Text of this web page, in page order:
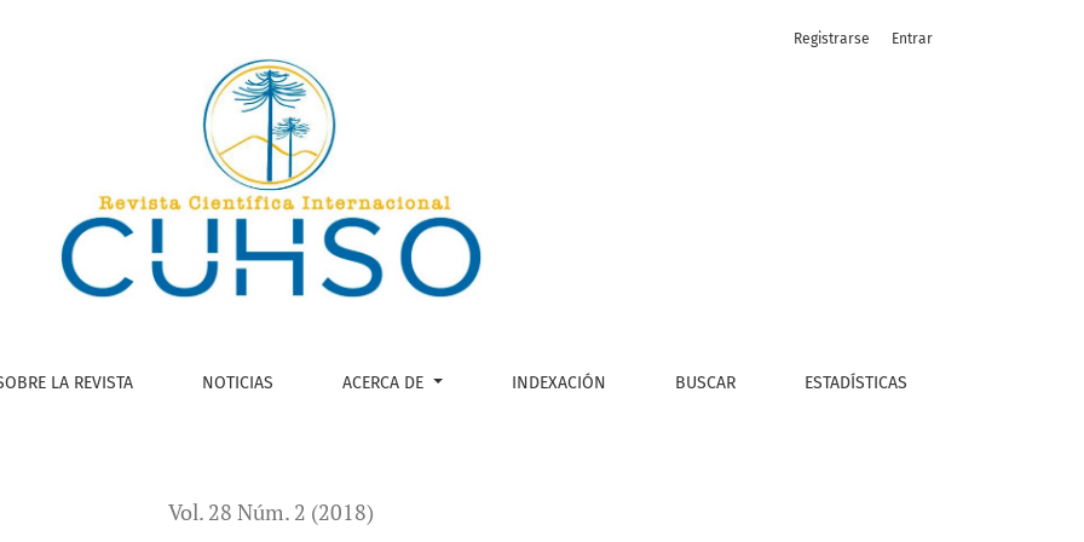
LA REVISTA NOTICIAS ACERCA DE INDEXACIÓN BUSCAR ESTADÍSTICAS
Registrarse Entrar
Vol. 28 Núm. 2 (2018)